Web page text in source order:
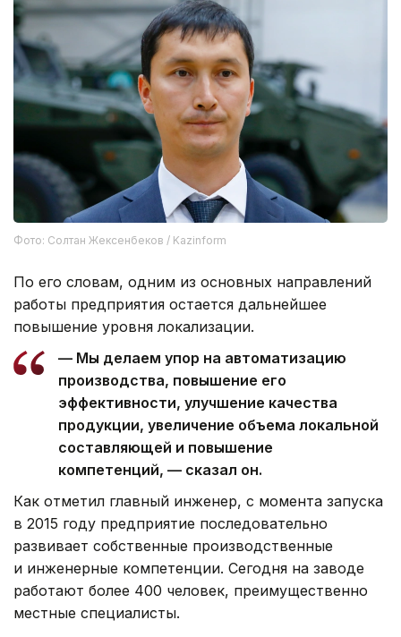
Фото: Солтан Жексенбеков / Kazinform
По его словам, одним из основных направлений
работы предприятия остается дальнейшее
повышение уровня локализации.
— Мы делаем упор на автоматизацию
производства, повышение его
эффективности, улучшение качества
продукции, увеличение объема локальной
составляющей и повышение
компетенций, — сказал он.
Как отметил главный инженер, с момента запуска
в 2015 году предприятие последовательно
развивает собственные производственные
и инженерные компетенции. Сегодня на заводе
работают более 400 человек, преимущественно
местные специалисты.